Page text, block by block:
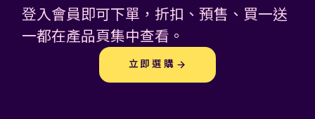
登入會員即可下單，折扣、預售、買一送
一都在產品頁集中查看。
立即選購